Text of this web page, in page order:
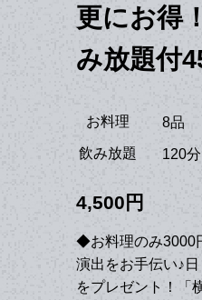
更にお得
み放題付
お料理 8品
飲み放題 120分
4,500円
◆お料理のみ3000
演出をお手伝い♪
をプレゼント！「